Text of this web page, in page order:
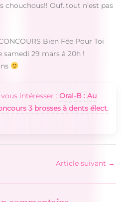
Ouf..tout n’est pas
Bien Fée Pour Toi
samedi 29 mars à 20h !
intéresser : Oral-B : Au
3 brosses à dents élect.
Article suivant →